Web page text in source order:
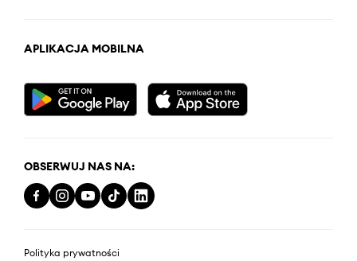
APLIKACJA MOBILNA
OBSERWUJ NAS NA:
Polityka prywatności